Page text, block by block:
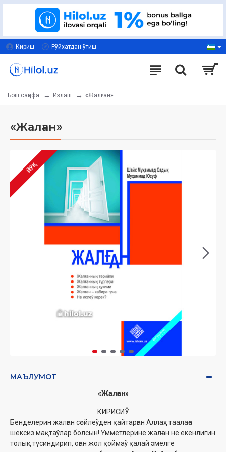
Кириш Рўйхатдан ўтиш
Бош саҳифа Излаш «Жалған»
«Жалған»
ЙЎҚ
МАЪЛУМОТ
«Жалған»
КИРИСИЎ
Бенделерин жалған сөйлеўден қайтарған Аллаҳ таалаға
шексиз мақтаўлар болсын! Үмметлерине жалған не екенлигин
толық түсиндирип, оған жол қоймаў қалай әмелге